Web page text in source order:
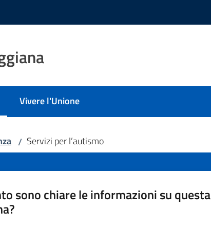
Vivere l'Unione
/ Servizi per l’autismo
sono chiare le informazioni su questa